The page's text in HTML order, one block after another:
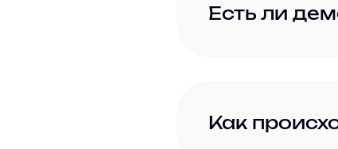
Есть ли
Как